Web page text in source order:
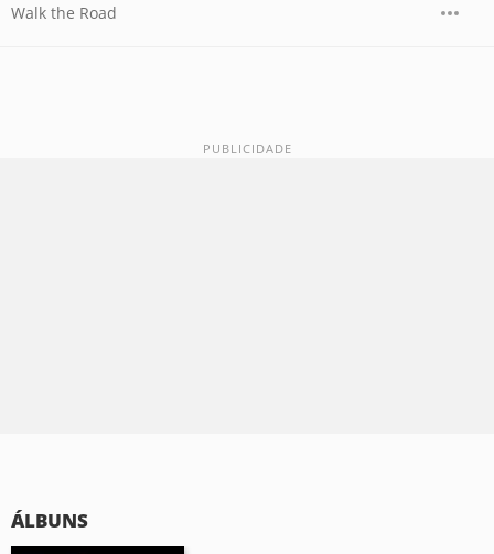
Walk the Road
ÁLBUNS